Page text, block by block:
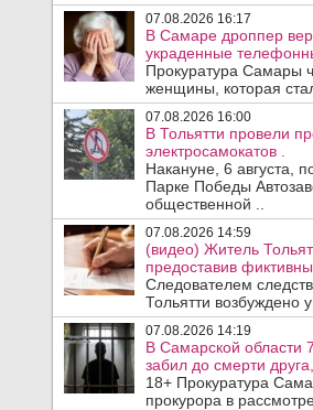
07.08.2026 16:17
В Самаре дроппер
украденные
Прокуратура Самары
женщины, которая
07.08.2026 16:00
В Тольятти провели
электросамокатов .
Накануне, 6 августа,
Парке Победы
общественной ..
07.08.2026 14:59
(видео) Житель
предоставив
Следователем
Тольятти возбуждено
07.08.2026 14:19
В Самарской области
забил до смерти
18+ Прокуратура
прокурора в